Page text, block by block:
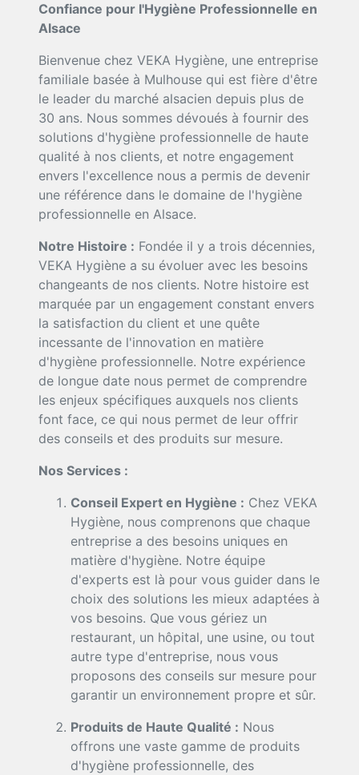
Confiance pour l'Hygiène Professionnelle en
Alsace
Bienvenue chez VEKA Hygiène, une entreprise
familiale basée à Mulhouse qui est fière d'être
le leader du marché alsacien depuis plus de
30 ans. Nous sommes dévoués à fournir des
solutions d'hygiène professionnelle de haute
qualité à nos clients, et notre engagement
envers l'excellence nous a permis de devenir
une référence dans le domaine de l'hygiène
professionnelle en Alsace.
Notre Histoire : Fondée il y a trois décennies,
VEKA Hygiène a su évoluer avec les besoins
changeants de nos clients. Notre histoire est
marquée par un engagement constant envers
la satisfaction du client et une quête
incessante de l'innovation en matière
d'hygiène professionnelle. Notre expérience
de longue date nous permet de comprendre
les enjeux spécifiques auxquels nos clients
font face, ce qui nous permet de leur offrir
des conseils et des produits sur mesure.
Nos Services :
Conseil Expert en Hygiène : Chez VEKA
Hygiène, nous comprenons que chaque
entreprise a des besoins uniques en
matière d'hygiène. Notre équipe
d'experts est là pour vous guider dans le
choix des solutions les mieux adaptées à
vos besoins. Que vous gériez un
restaurant, un hôpital, une usine, ou tout
autre type d'entreprise, nous vous
proposons des conseils sur mesure pour
garantir un environnement propre et sûr.
Produits de Haute Qualité : Nous
offrons une vaste gamme de produits
d'hygiène professionnelle, des